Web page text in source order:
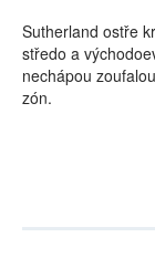
Sutherland ostře
středo a
nechápou
zón.